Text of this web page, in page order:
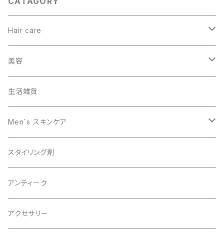
Hair care
ヘアカラー
美容
オーガニック
スキャルプケア
生活雑貨
Men´s スキンケア
男性美容
オーガニック
スタイリング剤
アンティーク
アクセサリー